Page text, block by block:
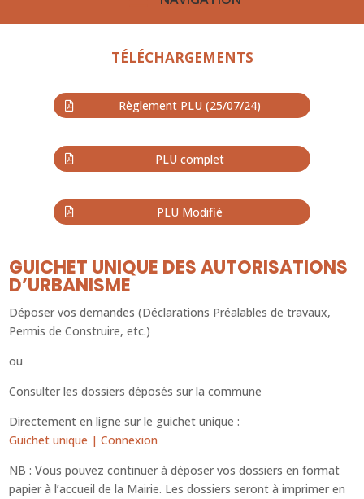
GUICHET UNIQUE DES AUTORISATIONS
D’URBANISME
Déposer vos demandes (Déclarations Préalables de travaux,
Permis de Construire, etc.)
ou
Consulter les dossiers déposés sur la commune
Directement en ligne sur le guichet unique :
Guichet unique | Connexion
NB : Vous pouvez continuer à déposer vos dossiers en format
papier à l’accueil de la Mairie. Les dossiers seront à imprimer en
TÉLÉCHARGEMENTS
Règlement PLU (25/07/24)
PLU complet
PLU Modifié